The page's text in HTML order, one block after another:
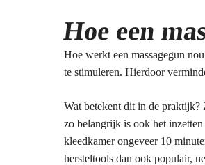
Hoe een
Hoe werkt een massagegun
te stimuleren. Hierdoor
Wat betekent dit in de praktijk?
zo belangrijk is ook het
kleedkamer ongeveer 10
hersteltools dan ook populair,